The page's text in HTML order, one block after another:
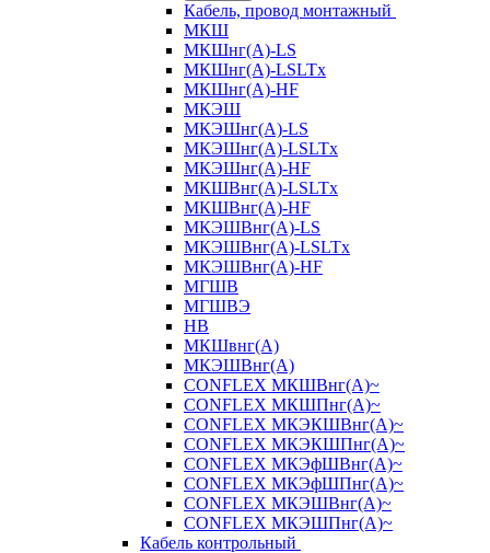
Кабель, провод монтажный
МКШ
МКШнг(А)-LS
МКШнг(А)-LSLTx
МКШнг(А)-HF
МКЭШ
МКЭШнг(А)-LS
МКЭШнг(А)-LSLTx
МКЭШнг(А)-HF
МКШВнг(A)-LSLTx
МКШВнг(А)-HF
МКЭШВнг(А)-LS
МКЭШВнг(A)-LSLTx
МКЭШВнг(А)-HF
МГШВ
МГШВЭ
НВ
МКШвнг(А)
МКЭШВнг(А)
CONFLEX МКШВнг(А)~
CONFLEX МКШПнг(А)~
CONFLEX МКЭКШВнг(А)~
CONFLEX МКЭКШПнг(А)~
CONFLEX МКЭфШВнг(А)~
CONFLEX МКЭфШПнг(А)~
CONFLEX МКЭШВнг(А)~
CONFLEX МКЭШПнг(А)~
Кабель контрольный